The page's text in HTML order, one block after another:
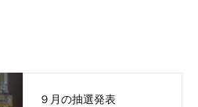
９月の抽選発表